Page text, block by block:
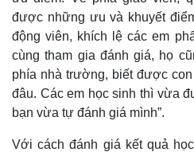
Thế giới
Quan sát
được những ưu và khuyết
động viên, khích lệ các em
cùng tham gia đánh giá, họ
phía nhà trường, biết được
đâu. Các em học sinh thì vừa
bạn vừa tự đánh giá mình”.
Với cách đánh giá kết quả